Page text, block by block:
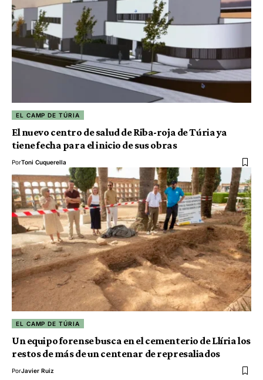
EL CAMP DE TÚRIA
El nuevo centro de salud de Riba-roja de Túria ya
tiene fecha para el inicio de sus obras
PorToni Cuquerella
EL CAMP DE TÚRIA
Un equipo forense busca en el cementerio de Llíria los
restos de más de un centenar de represaliados
PorJavier Ruiz